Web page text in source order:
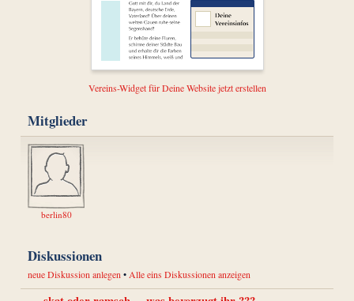
Vereins-Widget für Deine Website jetzt erstellen
Mitglieder
berlin80
Diskussionen
neue Diskussion anlegen • Alle eins Diskussionen anzeigen